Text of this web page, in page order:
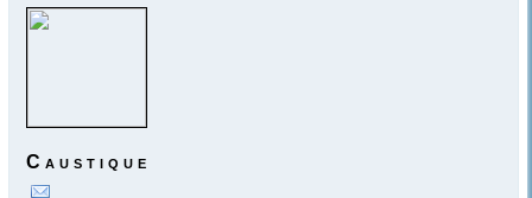
C a u s t i q u e